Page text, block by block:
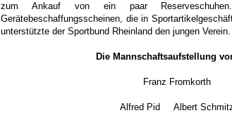
zum Ankauf von ein paar
Gerätebeschaffungsscheinen, die in
unterstützte der Sportbund Rheinland den jungen Verein.
Die Mannschaftsaufstellung
Franz Fromkorth
Alfred Pid Albert